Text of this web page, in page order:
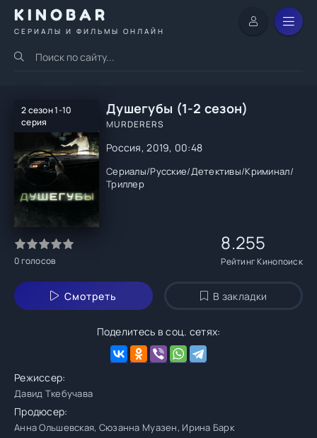
KINOBAR
СЕРИАЛЫ И ФИЛЬМЫ ОНЛАЙН
2 сезон 1-10
серия
Душегубы (1-2 сезон)
MURDERERS
Россия, 2019, 00:48
Сериалы/Русские/Детективы/Криминал/
Триллер
0голосов
8.255
Рейтинг Кинопоиск
Смотреть В закладки
Поделитесь в соц. сетях:
Режиссер:
Давид Ткебучава
Продюсер:
Анна Ольшевская, Сюзанна Муазен, Ирина Барк